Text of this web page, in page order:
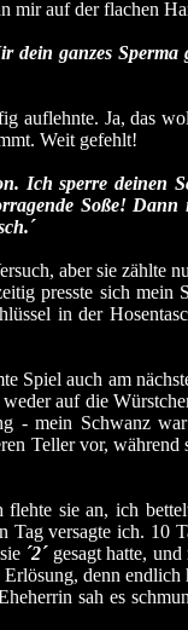
mir auf der flachen
dein ganzes Sperma
auflehnte. Ja, das
Weit gefehlt!
Ich sperre deinen
Soße! Dann
aber sie zählte
presste sich mein
in der
Spiel auch am
auf die
- mein Schwanz
Teller vor, während
sie an, ich
Tag versagte ich. 10
´2´gesagt hatte, und
denn
sah es